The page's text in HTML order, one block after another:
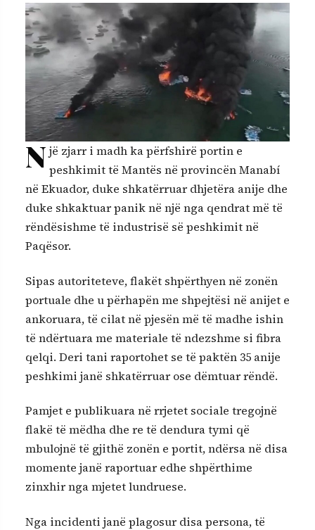
N jë zjarr i madh ka përfshirë portin e
peshkimit të Mantës në provincën Manabí
në Ekuador, duke shkatërruar dhjetëra anije dhe
duke shkaktuar panik në një nga qendrat më të
rëndësishme të industrisë së peshkimit në
Paqësor.
Sipas autoriteteve, flakët shpërthyen në zonën
portuale dhe u përhapën me shpejtësi në anijet e
ankoruara, të cilat në pjesën më të madhe ishin
të ndërtuara me materiale të ndezshme si fibra
qelqi. Deri tani raportohet se të paktën 35 anije
peshkimi janë shkatërruar ose dëmtuar rëndë.
Pamjet e publikuara në rrjetet sociale tregojnë
flakë të mëdha dhe re të dendura tymi që
mbulojnë të gjithë zonën e portit, ndërsa në disa
momente janë raportuar edhe shpërthime
zinxhir nga mjetet lundruese.
Nga incidenti janë plagosur disa persona, të